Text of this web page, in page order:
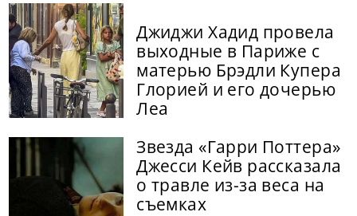
Джиджи Хадид провела
выходные в Париже с
матерью Брэдли Купера
Глорией и его дочерью
Леа
Звезда «Гарри Поттера»
Джесси Кейв рассказала
о травле из-за веса на
съемках